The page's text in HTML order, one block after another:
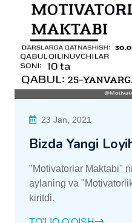
23 Jan, 2021
Bizda Yangi
"Motivatorlar Maktabi"
aylaning va
kiritdi.